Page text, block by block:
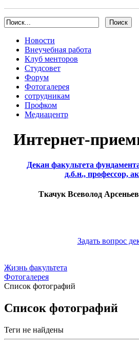
Новости
Внеучебная работа
Клуб менторов
Студсовет
Форум
Фотогалерея
сотрудникам
Профком
Медиацентр
Интернет-
Декан факультета
д.б.н., профессор,
Ткачук Всеволод
Задать вопрос
Жизнь факультета
Фотогалерея
Список фотографий
Список фотографий
Теги не найдены